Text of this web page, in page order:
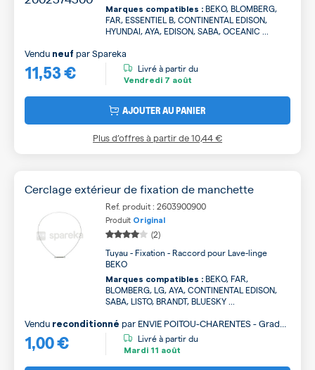
Marques compatibles : BEKO, BLOMBERG,
FAR, ESSENTIEL B, CONTINENTAL EDISON,
HYUNDAI, AYA, EDISON, SABA, OCEANIC ...
11,53 €
Vendu neuf parSpareka
Livré à partir du
Vendredi 7 août
AJOUTER AU PANIER
Plus d’offres à partir de10,44 €
Cerclage extérieur de fixation de manchette
Ref. produit : 2603900900
Produit Original
(2)
Tuyau - Fixation - Raccord pour Lave-linge
BEKO
Marques compatibles : BEKO, FAR,
BLOMBERG, LG, AYA, CONTINENTAL EDISON,
SABA, LISTO, BRANDT, BLUESKY ...
1,00 €
Vendu reconditionné par ENVIE POITOU-CHARENTES - Grade
B
Livré à partir du
Mardi 11 août